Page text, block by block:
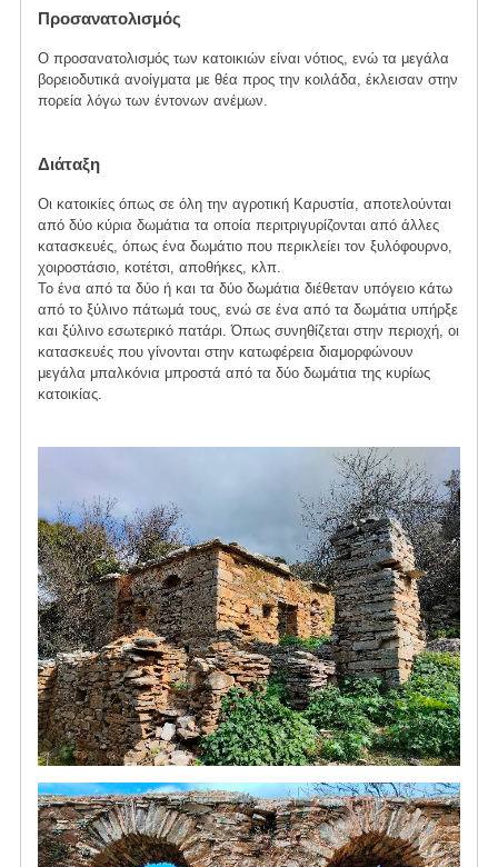
Προσανατολισμός
Ο προσανατολισμός των κατοικιών είναι νότιος, ενώ τα μεγάλα
βορειοδυτικά ανοίγματα με θέα προς την κοιλάδα, έκλεισαν στην
πορεία λόγω των έντονων ανέμων.
Διάταξη
Οι κατοικίες όπως σε όλη την αγροτική Καρυστία, αποτελούνται
από δύο κύρια δωμάτια τα οποία περιτριγυρίζονται από άλλες
κατασκευές, όπως ένα δωμάτιο που περικλείει τον ξυλόφουρνο,
χοιροστάσιο, κοτέτσι, αποθήκες, κλπ.
Το ένα από τα δύο ή και τα δύο δωμάτια διέθεταν υπόγειο κάτω
από το ξύλινο πάτωμά τους, ενώ σε ένα από τα δωμάτια υπήρξε
και ξύλινο εσωτερικό πατάρι. Όπως συνηθίζεται στην περιοχή, οι
κατασκευές που γίνονται στην κατωφέρεια διαμορφώνουν
μεγάλα μπαλκόνια μπροστά από τα δύο δωμάτια της κυρίως
κατοικίας.